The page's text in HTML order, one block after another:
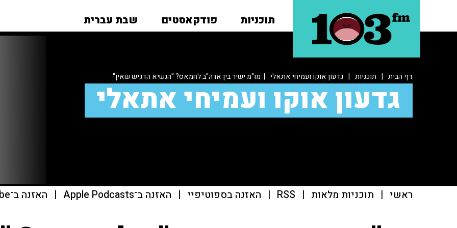
תוכניות פודקאסטים שבת עברית
דף הבית | תוכניות | גדעון אוקו ועמיחי אתאלי | מו"מ ישיר בין ארה"ב לחמאס? "הנשיא הדגיש שאין"
גדעון אוקו ועמיחי אתאלי
ראשי | תוכניות מלאות |
RSS
| האזנה בספוטיפיי | האזנה ב־Apple Podcasts | האזנה ב־youtube